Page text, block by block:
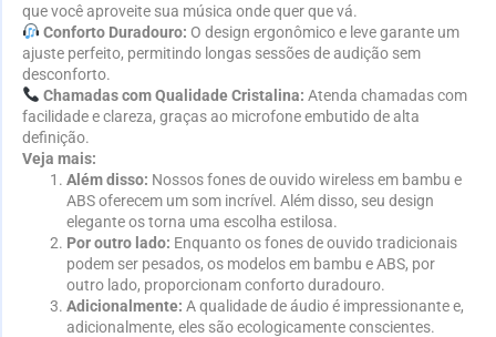
que você aproveite sua música onde quer que vá.
Conforto Duradouro: O design ergonômico e leve garante um
ajuste perfeito, permitindo longas sessões de audição sem
desconforto.
Chamadas com Qualidade Cristalina: Atenda chamadas com
facilidade e clareza, graças ao microfone embutido de alta
definição.
Veja mais:
Além disso: Nossos fones de ouvido wireless em bambu e
ABS oferecem um som incrível. Além disso, seu design
elegante os torna uma escolha estilosa.
Por outro lado: Enquanto os fones de ouvido tradicionais
podem ser pesados, os modelos em bambu e ABS, por
outro lado, proporcionam conforto duradouro.
Adicionalmente: A qualidade de áudio é impressionante e,
adicionalmente, eles são ecologicamente conscientes.